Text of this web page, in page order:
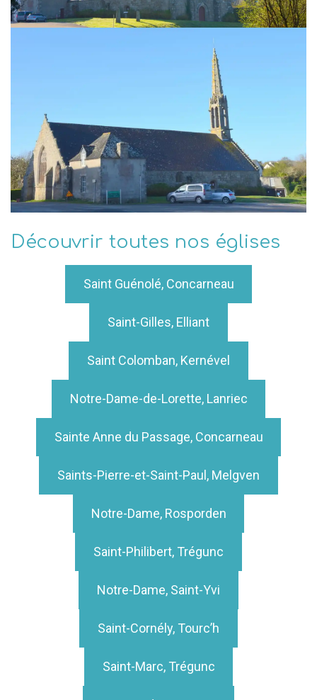
Découvrir toutes nos églises
Saint Guénolé, Concarneau
Saint-Gilles, Elliant
Saint Colomban, Kernével
Notre-Dame-de-Lorette, Lanriec
Sainte Anne du Passage, Concarneau
Saints-Pierre-et-Saint-Paul, Melgven
Notre-Dame, Rosporden
Saint-Philibert, Trégunc
Notre-Dame, Saint-Yvi
Saint-Cornély, Tourc’h
Saint-Marc, Trégunc